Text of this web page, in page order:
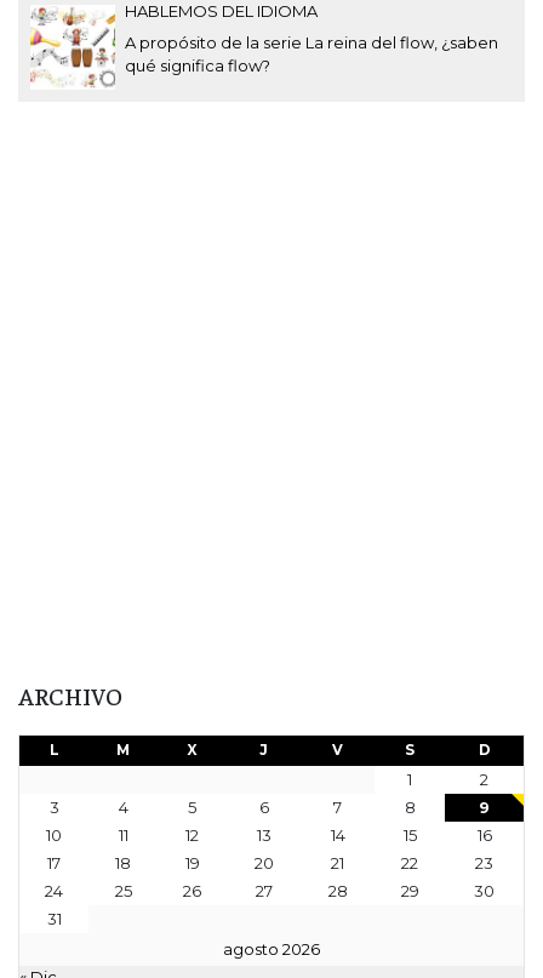
HABLEMOS DEL IDIOMA
A propósito de la serie La reina del flow, ¿saben
qué significa flow?
ARCHIVO
agosto 2026
L M X J V S D
1
2
3
4 5 6 7 8
9
10
11 12 13 14 15
16
17
18 19 20 21 22
23
24
25 26 27 28 29
30
31